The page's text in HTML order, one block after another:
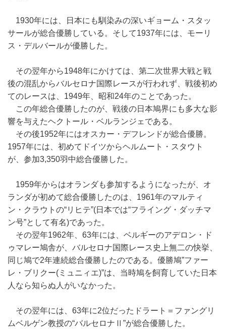
1930年には、日本にも馴染みの深いギョーム・スタッ
サールが総合優勝している。そして1937年には、モーリ
ス・デルバールが優勝した。
その翌年から1948年にかけては、第二次世界大戦と戦
後の混乱からバルセロナ国際レースが行われず、戦後初め
てのレースは、1949年、昭和24年のことであった。
この年総合優勝したのが、戦後の日本鳩界にも多大な影
響を与えたヘクトール・ベルランジェである。
その後1952年にはオスカー・デフレンドが総合優勝。
1957年には、初めてドイツからヘルムート・スタウト
が、参加3,350羽中総合優勝した。
1959年からはオランダも参加するようになったが、オ
ランダが初めて総合優勝したのは、1961年のマルティ
ン・クラウトの“リヒテ”(日本では“フライング・ダッチマ
ン号”として有名)であった。
その翌年1962年、63年には、ベルギーのアデロン・ド
ゥマレー鳩舎が、バルセロナ国際レース史上無二の快挙、
同じ鳩で2年連続総合優勝したのである。優勝鳩”ファー
レ・ブリクー(ミュニィエ)”は、当時鳩を飼育していた日本
人なら知らぬ人がいなかった。
その翌年には、63年に2位だったドラート＝ファングリ
ムベルゲン教授の“バルセロナⅡ”が総合優勝した。